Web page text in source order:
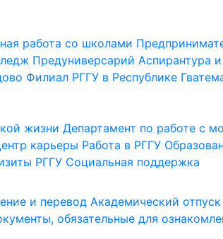
работа со школами
Предуниверсарий Аспирантура
Филиал РГГУ в Республике
жизни Департамент по работе с
карьеры Работа в РГГУ
РГГУ Социальная поддержка
и перевод Академический отпуск
обязательные для